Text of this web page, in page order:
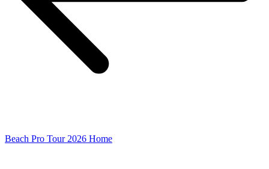
Beach Pro Tour 2026 Home